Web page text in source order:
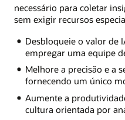
necessário para coletar
sem exigir recursos
Desbloqueie o valor de
empregar uma equipe
Melhore a precisão e a
fornecendo um único
Aumente a
cultura orientada por